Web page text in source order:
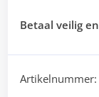
Betaal veilig
Artikelnummer: